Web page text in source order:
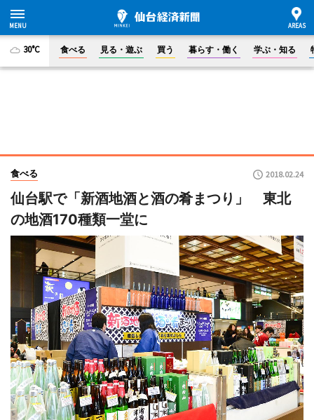
30°C 食べる 見る・遊ぶ 買う 暮らす・働く 学ぶ・知る
食べる 2018.02.24
仙台駅で「新酒地酒と酒の肴まつり」 東北
の地酒170種類一堂に